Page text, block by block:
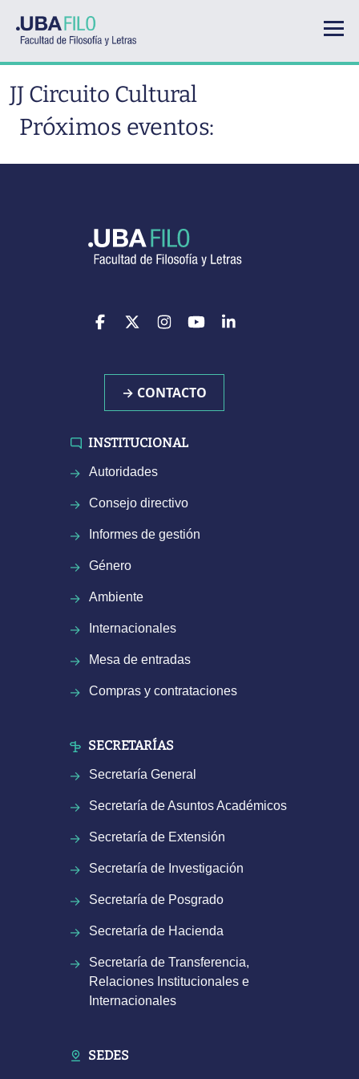
JJ Circuito Cultural
Próximos eventos:
→ CONTACTO
INSTITUCIONAL
Autoridades
Consejo directivo
Informes de gestión
Género
Ambiente
Internacionales
Mesa de entradas
Compras y contrataciones
SECRETARÍAS
Secretaría General
Secretaría de Asuntos Académicos
Secretaría de Extensión
Secretaría de Investigación
Secretaría de Posgrado
Secretaría de Hacienda
Secretaría de Transferencia,
Relaciones Institucionales e
Internacionales
SEDES